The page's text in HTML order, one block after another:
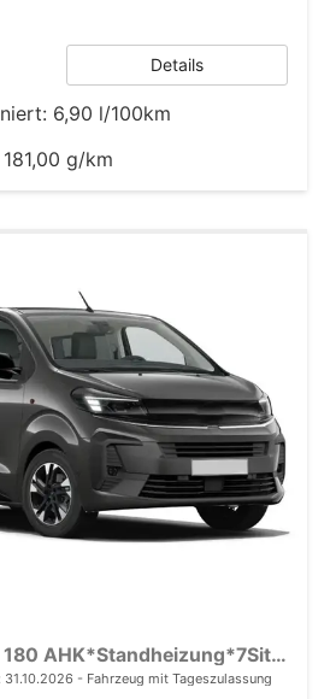
Details
6,90 l/100km
181,00 g/km
GS (M) 2.2D 8AT 180 AHK*Standheizung*7Sitzer*Leder*Android Auto*Navi*SHZ*Kamera
31.10.2026 Fahrzeug mit Tageszulassung